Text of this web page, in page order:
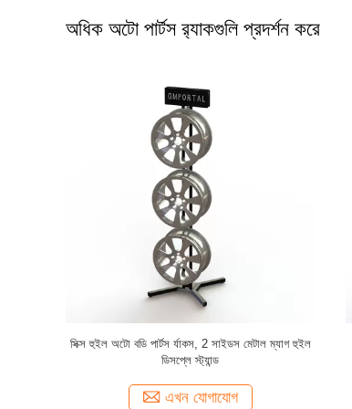
অধিক অটো পার্টস র‌্যাকগুলি প্রদর্শন করে
অটোমোবাইল মেরামতের কারখানার জন্য গ্যারেজ রোলিং Oem
টায়ার স্টোরেজ র্যাক
এখন যোগাযোগ